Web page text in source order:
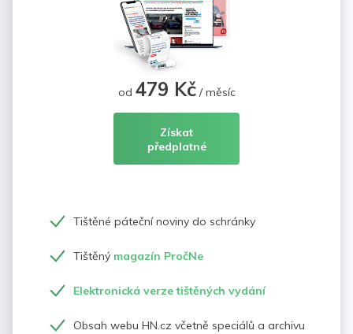
od 479 Kč/ měsíc
Získat
předplatné
Tištěné páteční noviny do schránky
Tištěný magazín PročNe
Elektronická verze tištěných vydání
Obsah webu HN.cz včetně speciálů a archivu